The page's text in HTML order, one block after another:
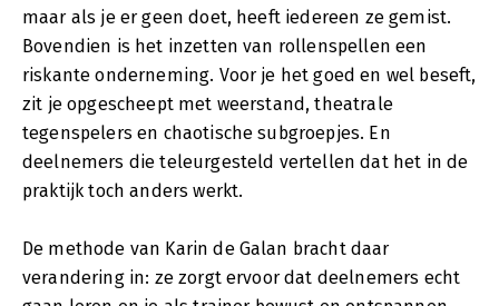
maar als je er geen doet, heeft iedereen ze gemist.
Bovendien is het inzetten van rollenspellen een
riskante onderneming. Voor je het goed en wel beseft,
zit je opgescheept met weerstand, theatrale
tegenspelers en chaotische subgroepjes. En
deelnemers die teleurgesteld vertellen dat het in de
praktijk toch anders werkt.
De methode van Karin de Galan bracht daar
verandering in: ze zorgt ervoor dat deelnemers echt